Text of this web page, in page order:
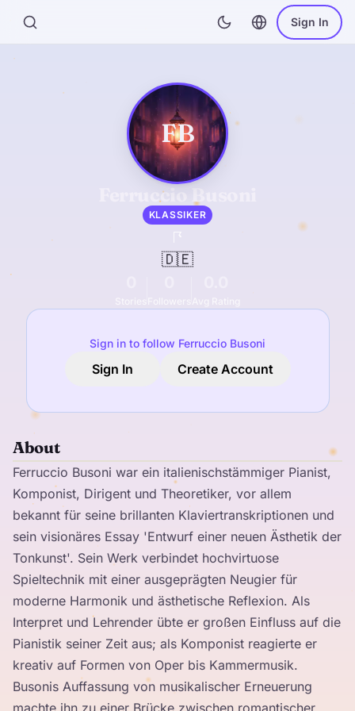
Sign In
FB
Ferruccio Busoni
KLASSIKER
🇩🇪
Sign in to follow Ferruccio Busoni
Sign In Create Account
About
Ferruccio Busoni war ein italienischstämmiger Pianist,
Komponist, Dirigent und Theoretiker, vor allem
bekannt für seine brillanten Klaviertranskriptionen und
sein visionäres Essay 'Entwurf einer neuen Ästhetik der
Tonkunst'. Sein Werk verbindet hochvirtuose
Spieltechnik mit einer ausgeprägten Neugier für
moderne Harmonik und ästhetische Reflexion. Als
Interpret und Lehrender übte er großen Einfluss auf die
Pianistik seiner Zeit aus; als Komponist reagierte er
kreativ auf Formen von Oper bis Kammermusik.
Busonis Auffassung von musikalischer Erneuerung
machte ihn zu einer Brücke zwischen romantischer